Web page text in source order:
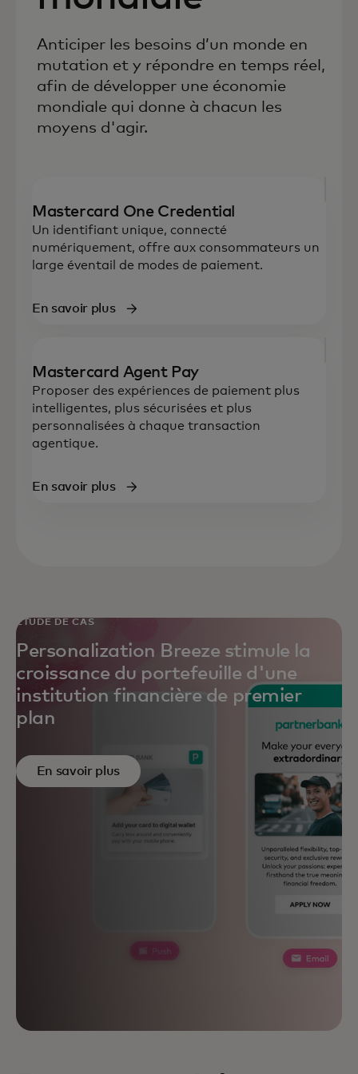
Anticiper les besoins d’un monde en
mutation et y répondre en temps réel,
afin de développer une économie
mondiale qui donne à chacun les
moyens d'agir.
Mastercard One Credential
Un identifiant unique, connecté
numériquement, offre aux consommateurs un
large éventail de modes de paiement.
En savoir plus
Mastercard Agent Pay
Proposer des expériences de paiement plus
intelligentes, plus sécurisées et plus
personnalisées à chaque transaction
agentique.
En savoir plus
ÉTUDE DE CAS
Personalization Breeze stimule la
croissance du portefeuille d'une
institution financière de premier
plan
En savoir plus